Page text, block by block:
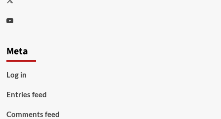
Youtube
Meta
Log in
Entries feed
Comments feed